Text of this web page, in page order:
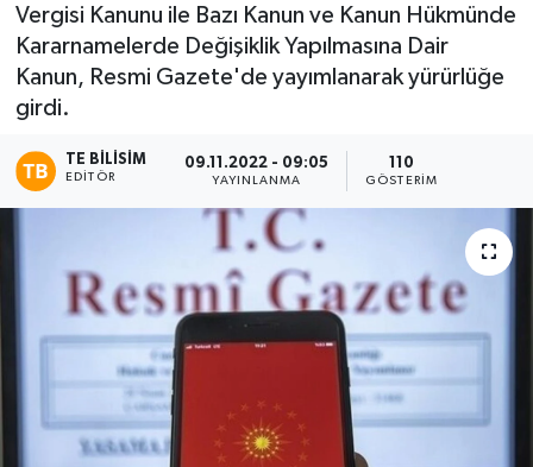
Vergisi Kanunu ile Bazı Kanun ve Kanun Hükmünde
Kararnamelerde Değişiklik Yapılmasına Dair
Kanun, Resmi Gazete'de yayımlanarak yürürlüğe
girdi.
TE BILISIM
EDITÖR
09.11.2022 - 09:05
YAYINLANMA
110
GÖSTERIM
Haber Arşivi